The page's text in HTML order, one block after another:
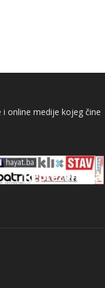
online medije kojeg čine